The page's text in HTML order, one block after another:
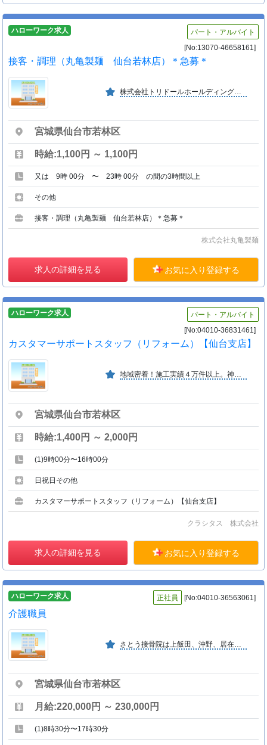
ハローワーク求人
パート・アルバイト
[No:13070-46658161]
接客・調理（丸亀製麺 仙台若林店）＊急募＊
株式会社トリドールホールディングス（東証プライム上場）の １００％出資子会社
宮城県仙台市若林区
時給:1,100円 ～ 1,100円
又は 9時 00分 〜 23時 00分 の間の3時間以上
その他
接客・調理（丸亀製麺 仙台若林店）＊急募＊
株式会社丸亀製麺
求人の詳細を見る お気に入り登録する
ハローワーク求人
パート・アルバイト
[No:04010-36831461]
カスタマーサポートスタッフ（リフォーム）【仙台支店】
地域密着！施工実績４万件以上。神社仏閣、戸建住宅、マンション等多くの分野で『匠』の技が光ります。そして弊社が１番力を入れているのが「アフターフォロー」です。ＨＰにて施工事例等掲載。
宮城県仙台市若林区
時給:1,400円 ～ 2,000円
(1)9時00分〜16時00分
日祝日その他
カスタマーサポートスタッフ（リフォーム）【仙台支店】
クラシタス 株式会社
求人の詳細を見る お気に入り登録する
ハローワーク求人 正社員 [No:04010-36563061]
介護職員
さとう接骨院は上飯田、沖野、居在地区に３店舗展開する地域に根づいた接骨院です。地域のみなさんに信頼されて２９年、この地域に密着したデイサービスを展開します。
宮城県仙台市若林区
月給:220,000円 ～ 230,000円
(1)8時30分〜17時30分